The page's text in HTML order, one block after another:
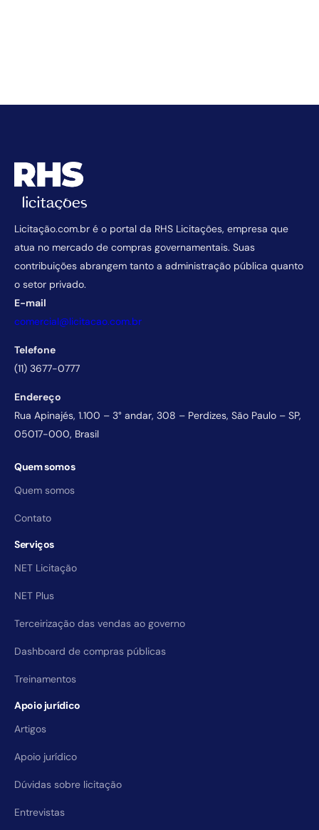
Licitação.com.br é o portal da RHS Licitações, empresa que
atua no mercado de compras governamentais. Suas
contribuições abrangem tanto a administração pública quanto
o setor privado.
E-mail
comercial@licitacao.com.br
Telefone
(11) 3677-0777
Endereço
Rua Apinajés, 1.100 – 3° andar, 308 – Perdizes, São Paulo – SP,
05017-000, Brasil
Quem somos
Quem somos
Contato
Serviços
NET Licitação
NET Plus
Terceirização das vendas ao governo
Dashboard de compras públicas
Treinamentos
Apoio jurídico
Artigos
Apoio jurídico
Dúvidas sobre licitação
Entrevistas